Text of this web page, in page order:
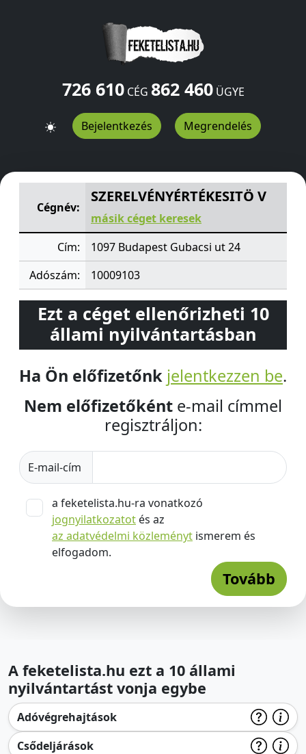
726 610CÉG 862 460ÜGYE
Bejelentkezés Megrendelés
SZERELVÉNYÉRTÉKESITÖ V Gubacsi ut 24Budapest
Cégnév:
SZERELVÉNYÉRTÉKESITÖ V
másik céget keresek
Cím:
1097 Budapest Gubacsi ut 24
Adószám:
10009103
Ezt a céget ellenőrizheti 10
állami nyilvántartásban
Ha Ön előfizetőnk jelentkezzen be.
Nem előfizetőként e-mail címmel
regisztráljon:
E-mail-cím
a feketelista.hu-ra vonatkozó
jognyilatkozatot és az
az adatvédelmi közleményt ismerem és
elfogadom.
Tovább
A feketelista.hu ezt a 10 állami
nyilvántartást vonja egybe
Adóvégrehajtások
Csődeljárások